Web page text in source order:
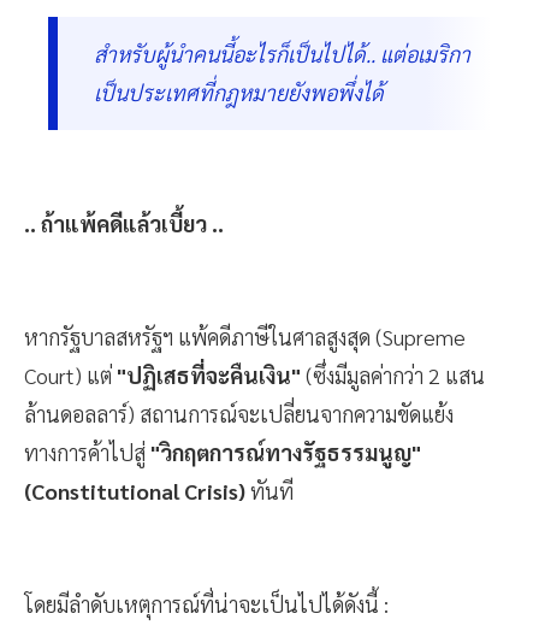
สำหรับผู้นำคนนี้อะไรก็เป็นไปได้.. แต่อเมริกา
เป็นประเทศที่กฎหมายยังพอพึ่งได้
.. ถ้าแพ้คดีแล้วเบี้ยว ..
หากรัฐบาลสหรัฐฯ แพ้คดีภาษีในศาลสูงสุด (Supreme
Court) แต่ "ปฏิเสธที่จะคืนเงิน" (ซึ่งมีมูลค่ากว่า 2 แสน
ล้านดอลลาร์) สถานการณ์จะเปลี่ยนจากความขัดแย้ง
ทางการค้าไปสู่ "วิกฤตการณ์ทางรัฐธรรมนูญ"
(Constitutional Crisis)ทันที
โดยมีลำดับเหตุการณ์ที่น่าจะเป็นไปได้ดังนี้ :